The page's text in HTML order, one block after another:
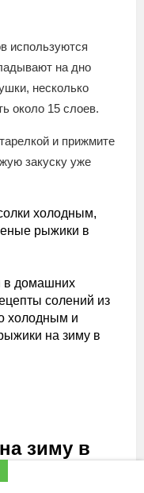
используются
на дно
несколько
около 15 слоев.
и прижмите
закуску уже
холодным,
рыжики в
в домашних
солений из
холодным и
на зиму в
зиму в